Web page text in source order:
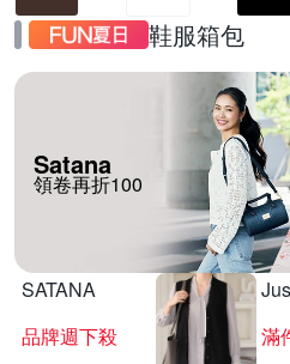
鞋服箱包
Satana
領卷再折100
SATANA
品牌週下殺